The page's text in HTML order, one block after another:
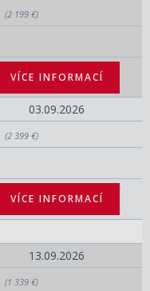
(2 199 €)
VÍCE INFORMACÍ
03.09.2026
(2 399 €)
VÍCE INFORMACÍ
13.09.2026
(1 339 €)